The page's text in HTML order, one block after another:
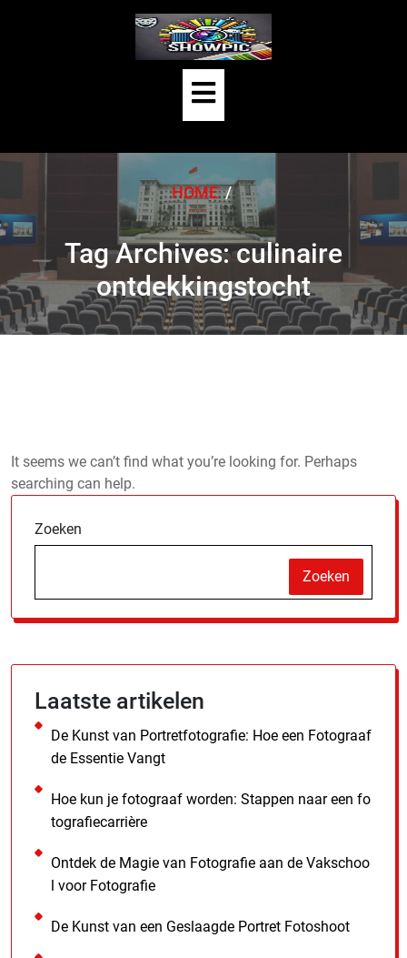
Open
Button
HOME/
Tag Archives: culinaire
ontdekkingstocht
It seems we can’t find what you’re looking for. Perhaps
searching can help.
Zoeken
Zoeken
Laatste artikelen
De Kunst van Portretfotografie: Hoe een Fotograaf
de Essentie Vangt
Hoe kun je fotograaf worden: Stappen naar een fo
tografiecarrière
Ontdek de Magie van Fotografie aan de Vakschoo
l voor Fotografie
De Kunst van een Geslaagde Portret Fotoshoot